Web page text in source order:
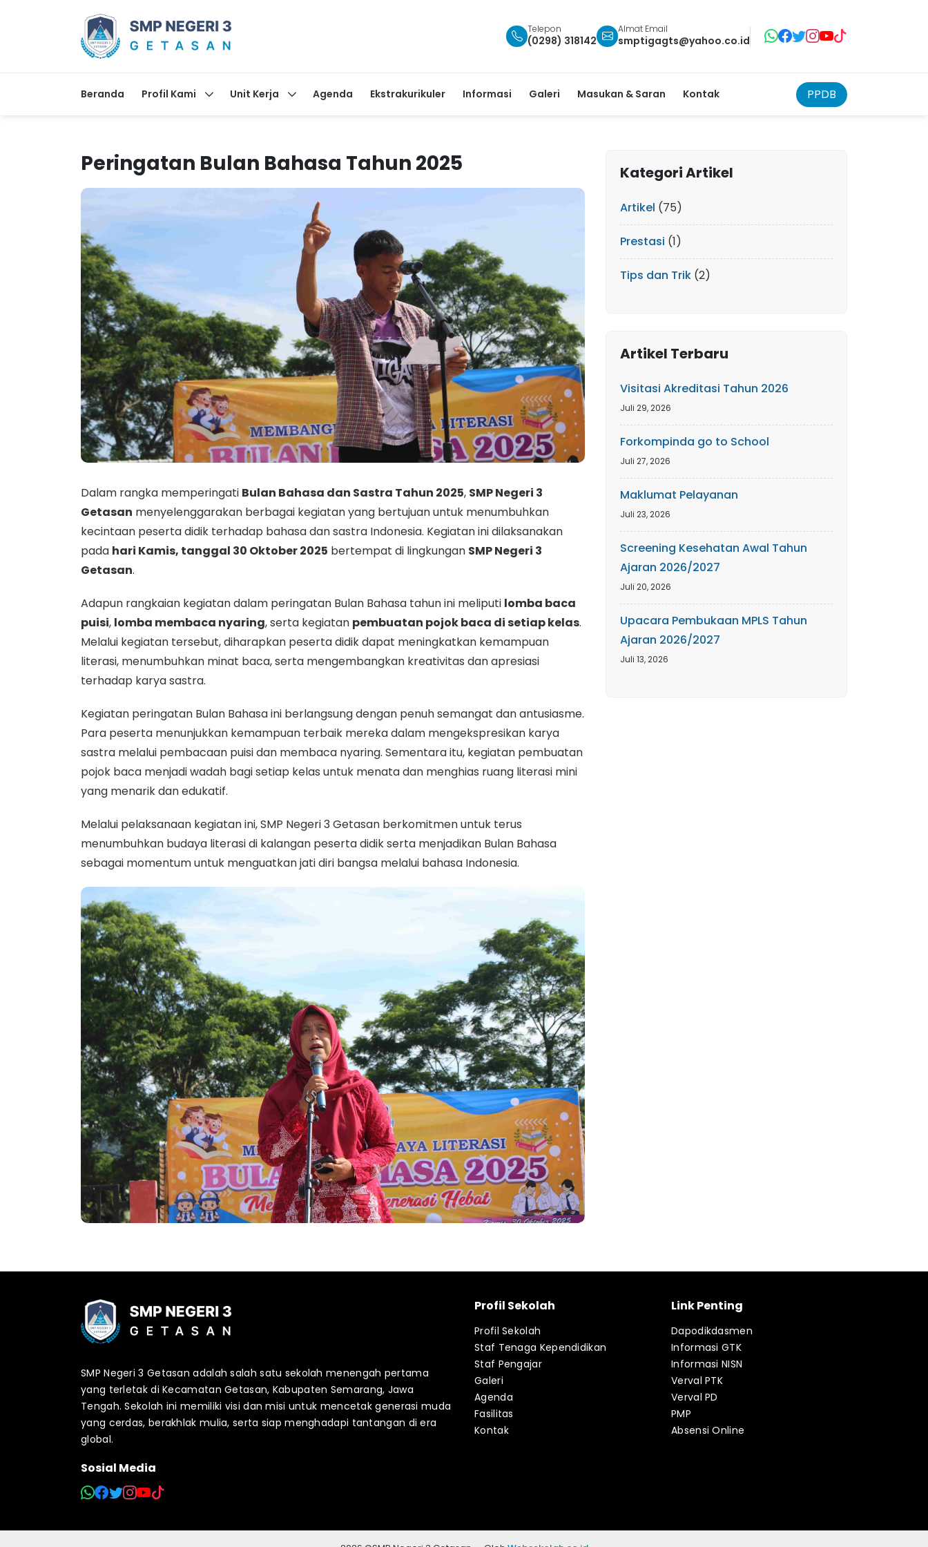
Telepon
(0298) 318142
Almat Email
smptigagts@yahoo.co.id
Beranda Profil Kami Unit Kerja Agenda Ekstrakurikuler Informasi Galeri Masukan & Saran Kontak PPDB
Peringatan Bulan Bahasa Tahun 2025
Dalam rangka memperingati Bulan Bahasa dan Sastra Tahun 2025, SMP Negeri 3
Getasan menyelenggarakan berbagai kegiatan yang bertujuan untuk menumbuhkan
kecintaan peserta didik terhadap bahasa dan sastra Indonesia. Kegiatan ini dilaksanakan
pada hari Kamis, tanggal 30 Oktober 2025 bertempat di lingkungan SMP Negeri 3
Getasan.
Adapun rangkaian kegiatan dalam peringatan Bulan Bahasa tahun ini meliputi lomba baca
puisi, lomba membaca nyaring, serta kegiatan pembuatan pojok baca di setiap kelas.
Melalui kegiatan tersebut, diharapkan peserta didik dapat meningkatkan kemampuan
literasi, menumbuhkan minat baca, serta mengembangkan kreativitas dan apresiasi
terhadap karya sastra.
Kegiatan peringatan Bulan Bahasa ini berlangsung dengan penuh semangat dan antusiasme.
Para peserta menunjukkan kemampuan terbaik mereka dalam mengekspresikan karya
sastra melalui pembacaan puisi dan membaca nyaring. Sementara itu, kegiatan pembuatan
pojok baca menjadi wadah bagi setiap kelas untuk menata dan menghias ruang literasi mini
yang menarik dan edukatif.
Melalui pelaksanaan kegiatan ini, SMP Negeri 3 Getasan berkomitmen untuk terus
menumbuhkan budaya literasi di kalangan peserta didik serta menjadikan Bulan Bahasa
sebagai momentum untuk menguatkan jati diri bangsa melalui bahasa Indonesia.
Kategori Artikel
Artikel (75)
Prestasi (1)
Tips dan Trik (2)
Artikel Terbaru
Visitasi Akreditasi Tahun 2026
Juli 29, 2026
Forkompinda go to School
Juli 27, 2026
Maklumat Pelayanan
Juli 23, 2026
Screening Kesehatan Awal Tahun
Ajaran 2026/2027
Juli 20, 2026
Upacara Pembukaan MPLS Tahun
Ajaran 2026/2027
Juli 13, 2026
SMP Negeri 3 Getasan adalah salah satu sekolah menengah pertama
yang terletak di Kecamatan Getasan, Kabupaten Semarang, Jawa
Tengah. Sekolah ini memiliki visi dan misi untuk mencetak generasi muda
yang cerdas, berakhlak mulia, serta siap menghadapi tantangan di era
global.
Sosial Media
Profil Sekolah
Profil Sekolah
Staf Tenaga Kependidikan
Staf Pengajar
Galeri
Agenda
Fasilitas
Kontak
Link Penting
Dapodikdasmen
Informasi GTK
Informasi NISN
Verval PTK
Verval PD
PMP
Absensi Online